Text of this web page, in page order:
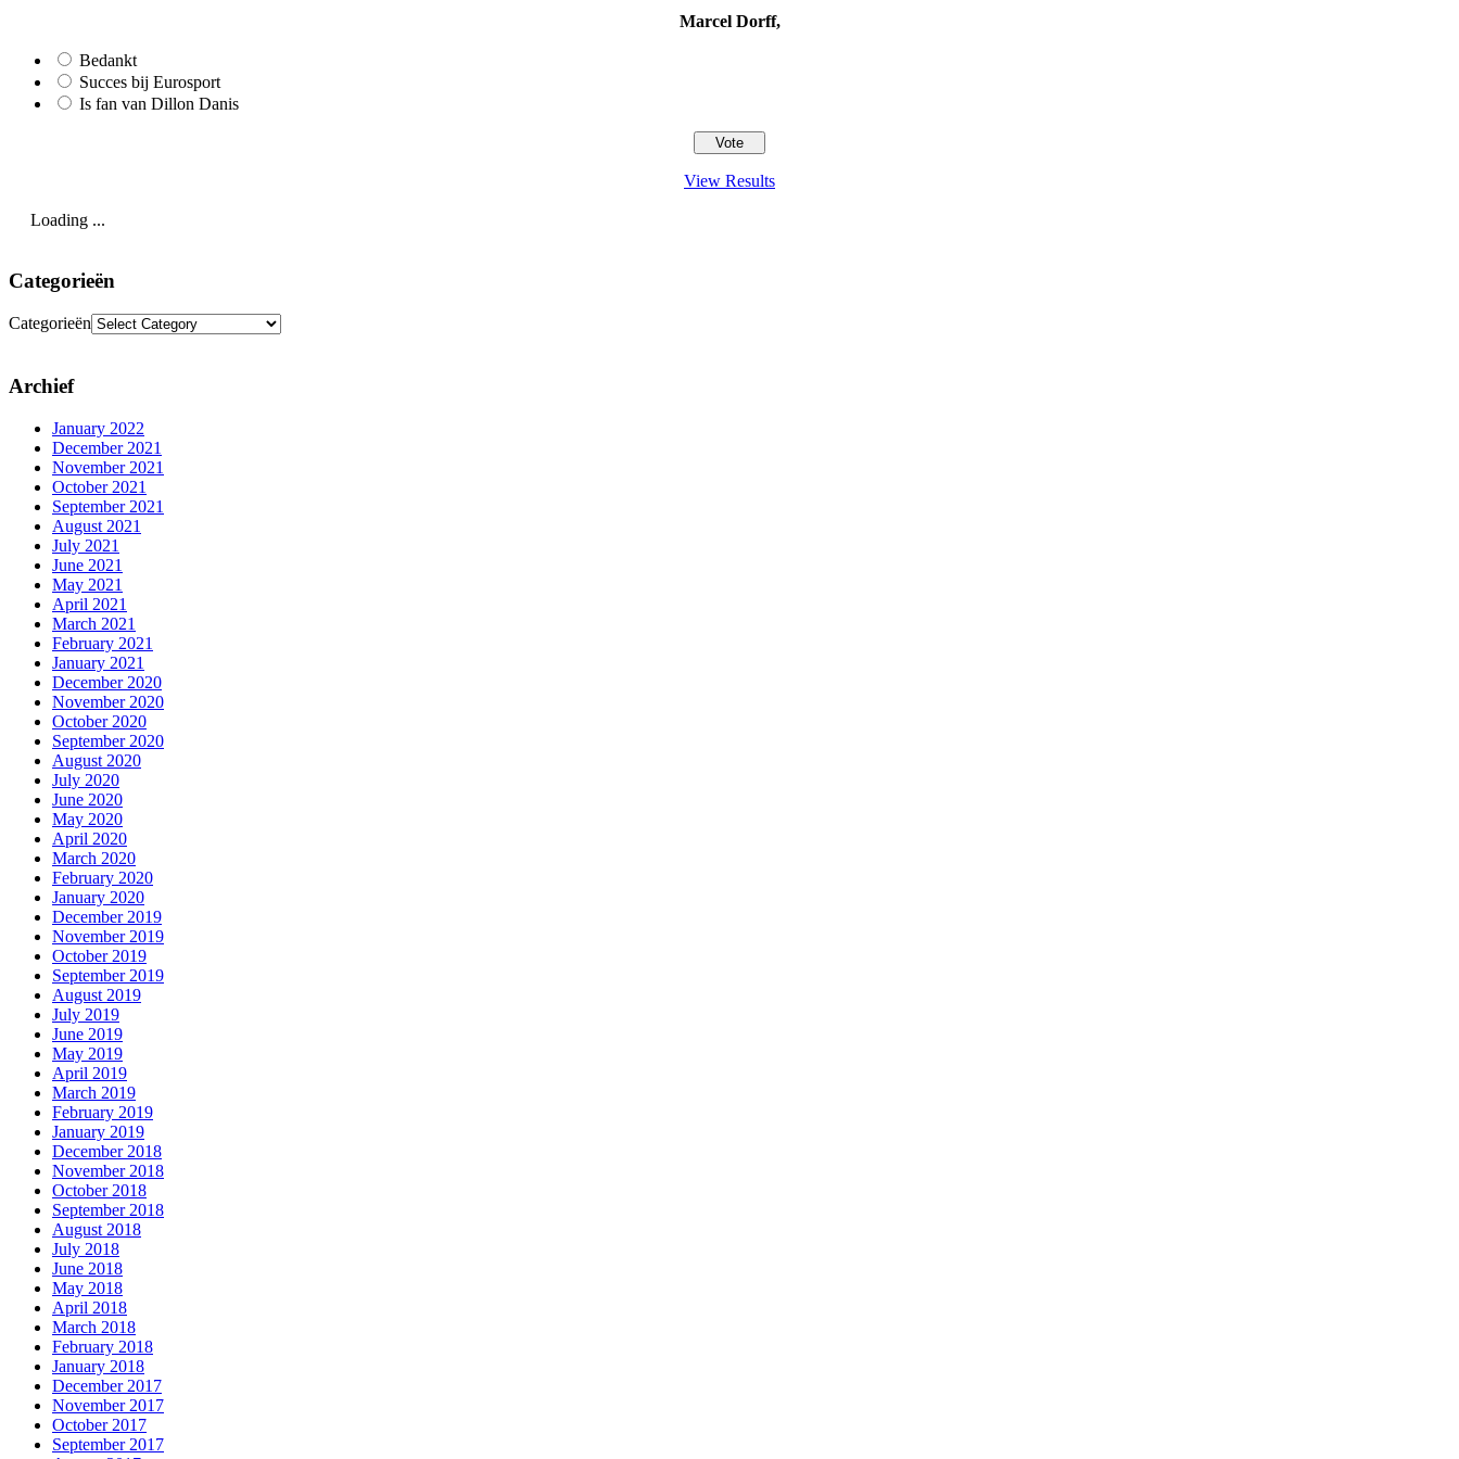
Marcel Dorff,
Bedankt
Succes bij Eurosport
Is fan van Dillon Danis
View Results
Loading ...
Categorieën
Categorieën
Archief
January 2022
December 2021
November 2021
October 2021
September 2021
August 2021
July 2021
June 2021
May 2021
April 2021
March 2021
February 2021
January 2021
December 2020
November 2020
October 2020
September 2020
August 2020
July 2020
June 2020
May 2020
April 2020
March 2020
February 2020
January 2020
December 2019
November 2019
October 2019
September 2019
August 2019
July 2019
June 2019
May 2019
April 2019
March 2019
February 2019
January 2019
December 2018
November 2018
October 2018
September 2018
August 2018
July 2018
June 2018
May 2018
April 2018
March 2018
February 2018
January 2018
December 2017
November 2017
October 2017
September 2017